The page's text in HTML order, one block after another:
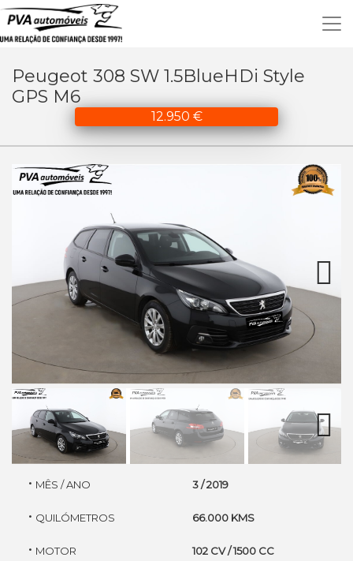
Peugeot 308 SW 1.5BlueHDi Style
GPS M6
12.950 €
Next
Next
· MÊS / ANO
· QUILÓMETROS
· MOTOR
3 / 2019
66.000 KMS
102 CV / 1500 CC